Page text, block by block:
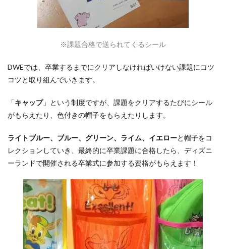
※課題合格で送られてくるシール
DWEでは、卒業するまでにクリアしなければいけない課題にコツ
コツと取り組んでいきます。
「キャップ」という制度ですが、 課題をクリアするたびにシール
がもらえたり、色付きの帽子をもらえたりします。
ライトブルー、ブルー、グリーン、ライム、イエローと帽子をコ
レクションしていき、最終的に卒業課題に合格したら、ディズニ
ーランドで開催される卒業式に参加する資格がもらえます！